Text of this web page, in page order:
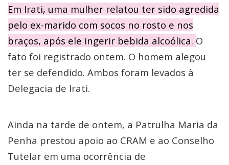
Em Irati, uma mulher relatou ter sido agredida
pelo ex-marido com socos no rosto e nos
braços, após ele ingerir bebida alcoólica. O
fato foi registrado ontem. O homem alegou
ter se defendido. Ambos foram levados à
Delegacia de Irati.
Ainda na tarde de ontem, a Patrulha Maria da
Penha prestou apoio ao CRAM e ao Conselho
Tutelar em uma ocorrência de